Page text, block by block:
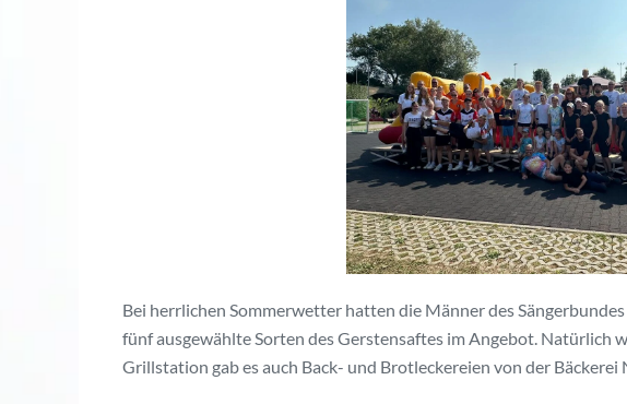
Bei herrlichen Sommerwetter hatten die Männer des
fünf ausgewählte Sorten des Gerstensaftes im Angebot. Natürlich
Grillstation gab es auch Back- und Brotleckereien von der Bäckerei